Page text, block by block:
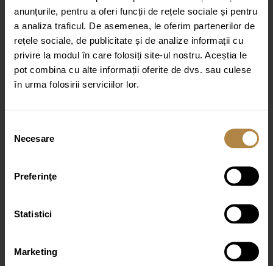
anunțurile, pentru a oferi funcții de rețele sociale și pentru
a analiza traficul. De asemenea, le oferim partenerilor de
rețele sociale, de publicitate și de analize informații cu
privire la modul în care folosiți site-ul nostru. Aceștia le
pot combina cu alte informații oferite de dvs. sau culese
în urma folosirii serviciilor lor.
consimțământului
Necesare
Preferinţe
Statistici
Marketing
Recenzia ta*